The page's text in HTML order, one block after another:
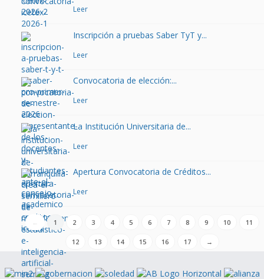
Leer
Inscripción a pruebas Saber TyT y...
Leer
Convocatoria de elección:...
Leer
La Institución Universitaria de...
Leer
Apertura Convocatoria de Créditos...
Leer
← 1 2 3 4 5 6 7 8 9 10 11
12 13 14 15 16 17 →